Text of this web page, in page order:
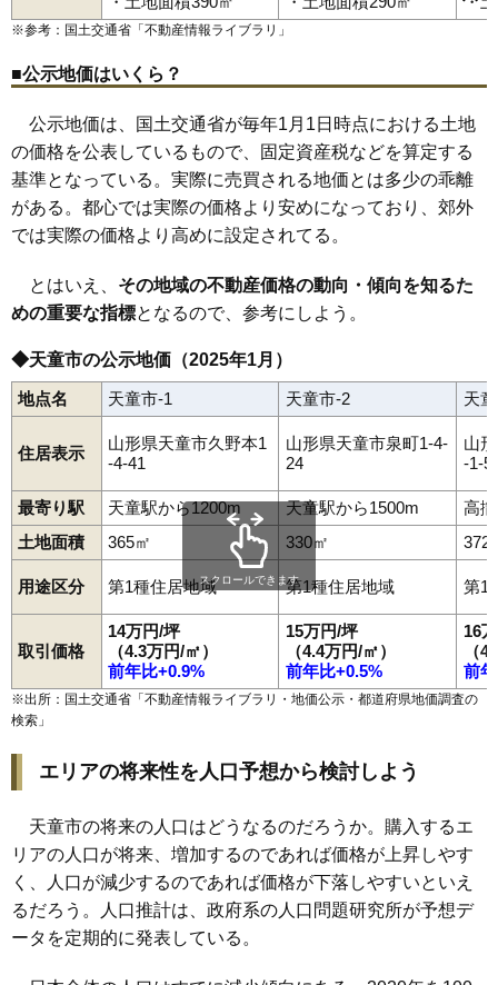
※参考：国土交通省「不動産情報ライブラリ 」
■公示地価はいくら？
公示地価は、国土交通省が毎年1月1日時点における土地
の価格を公表しているもので、固定資産税などを算定する
基準となっている。実際に売買される地価とは多少の乖離
がある。都心では実際の価格より安めになっており、郊外
では実際の価格より高めに設定されてる。
とはいえ、 その地域の不動産価格の動向・傾向を知るた
めの重要な指標となるので、参考にしよう。
◆天童市の公示地価（2025年1月）
地点名 天童市-1 天童市-2 天
住居表示
山形県天童市久野本1
-4-41
山形県天童市泉町1-4-
24
山
-1-5
最寄り駅 天童駅から1200m 天童駅から1500m
高
土地面積
365㎡ 330㎡ 372
用途区分 第1種住居地域 第1種住居地域 第1
取引価格
14万円/坪
（4.3万円/㎡）
前年比+0.9%
15万円/坪
（4.4万円/㎡）
前年比+0.5%
16
（
前
スクロールできます
※出所：国土交通省「不動産情報ライブラリ・地価公示・都道府県地価調査の
検索 」
エリアの将来性を人口予想から検討しよう
天童市の将来の人口はどうなるのだろうか。購入するエ
リアの人口が将来、増加するのであれば価格が上昇しやす
く、人口が減少するのであれば価格が下落しやすいといえ
るだろう。人口推計は、政府系の人口問題研究所が予想デ
ータを定期的に発表している。
清池東高木高擶田鶴町寺津天童中道満長岡長岡北中里
奈良沢成生糠塚貫津芳賀原町万代 東長岡
石鳥居東久野本芳賀タウン北
高擶駅天童駅 乱川駅天童南駅